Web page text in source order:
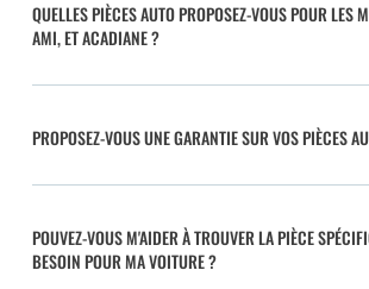
QUELLES PIÈCES AUTO PROPOSEZ-VOUS POUR LES
AMI, ET ACADIANE ?
PROPOSEZ-VOUS UNE GARANTIE SUR VOS PIÈCES
POUVEZ-VOUS M'AIDER À TROUVER LA PIÈCE
BESOIN POUR MA VOITURE ?